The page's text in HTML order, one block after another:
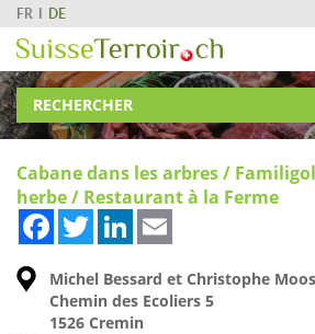
FR DE
RECHERCHER
Cabane dans les arbres /
herbe / Restaurant à la Ferme
FacebookTwitterLinkedIn
Michel Bessard et Christophe Moos
Chemin des Ecoliers 5
1526 Cremin